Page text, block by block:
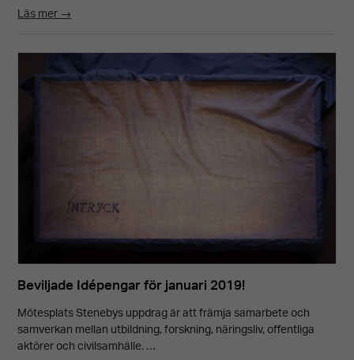
Läs mer →
Beviljade Idépengar för januari 2019!
Mötesplats Stenebys uppdrag är att främja samarbete och
samverkan mellan utbildning, forskning, näringsliv, offentliga
aktörer och civilsamhälle. …
går inte att
välja bort.
De behövs
hemsidan
fungera.
För att vår